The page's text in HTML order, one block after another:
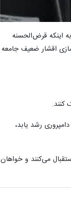
اینکه قرض‌الحسنه
اقشار ضعیف جامعه
کنند.
رشد یابد،
می‌کنند و خواهان